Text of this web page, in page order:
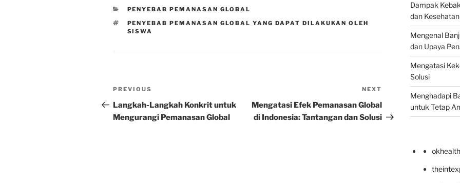
CATEGORIES
PENYEBAB PEMANASAN GLOBAL
TAGS
PENYEBAB PEMANASAN GLOBAL YANG DAPAT DILAKUKAN OLEH
SISWA
Post
navigation
Previous
Post
PREVIOUS
Langkah-Langkah Konkrit untuk
Mengurangi Pemanasan Global
Post
NEXT
Mengatasi Efek Pemanasan Global
di Indonesia: Tantangan dan Solusi
Dampak
dan
Mengenal
dan Upaya
Mengatasi
Solusi
Menghadapi
untuk Tetap